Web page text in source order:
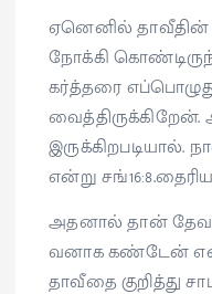
ஏனெனில்
நோக்கி
கர்த்தரை
வைத்திருக்கிறேன்.
இருக்கிறபடியால்.
என்று
அதனால் தான்
வனாக கண்டேன்
தாவீதை குறித்து